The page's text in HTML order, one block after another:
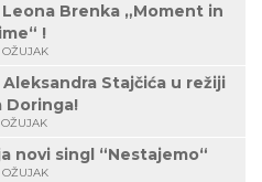
Brenka „Moment in
!
OŽUJAK
Stajčića u režiji
Doringa!
OŽUJAK
novi singl “Nestajemo“
OŽUJAK